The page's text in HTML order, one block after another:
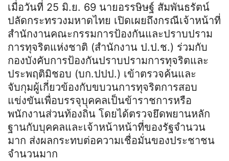
เมื่อวันที่ 25 มิ.ย. 69 นายอรรษิษฐ์ สัมพันธรัตน์
ปลัดกระทรวงมหาดไทย เปิดเผยถึงกรณีเจ้าหน้าที่
สำนักงานคณะกรรมการป้องกันและปราบปราม
การทุจริตแห่งชาติ (สำนักงาน ป.ป.ช.) ร่วมกับ
กองบังคับการป้องกันปราบปรามการทุจริตและ
ประพฤติมิชอบ (บก.ปปป.) เข้าตรวจค้นและ
จับกุมผู้เกี่ยวข้องกับขบวนการทุจริตการสอบ
แข่งขันเพื่อบรรจุบุคคลเป็นข้าราชการหรือ
พนักงานส่วนท้องถิ่น โดยได้ตรวจยึดพยานหลัก
ฐานกับบุคคลและเจ้าหน้าหน้าที่ของรัฐจำนวน
มาก ส่งผลกระทบต่อความเชื่อมั่นของประชาชน
จำนวนมาก